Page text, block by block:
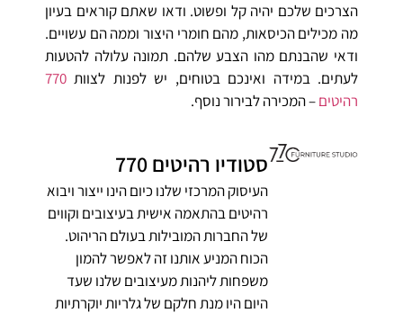
הצרכים שלכם יהיה קל ופשוט. ודאו שאתם קוראים בעיון
מה מכילים הכיסאות, מהם חומרי היצור וממה הם עשויים.
ודאי שהבנתם מהו הצבע שלהם. תמונה עלולה להטעות
לעתים. במידה ואינכם בטוחים, יש לפנות לצוות 770
רהיטים– המכירה לבירור נוסף.
סטודיו רהיטים 770
העיסוק המרכזי שלנו כיום הינו ייצור ויבוא
רהיטים בהתאמה אישית בעיצובים וקווים
של החברות המובילות בעולם הריהוט.
הכוח המניע אותנו זה לאפשר להמון
משפחות ליהנות מעיצובים שלנו שעד
היום היו מנת חלקם של גלריות יוקרתיות